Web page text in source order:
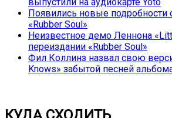
Появились новые подробности
«Rubber Soul»
Неизвестное демо Леннона
переиздании «Rubber Soul»
Фил Коллинз назвал свою
Knows» забытой песней